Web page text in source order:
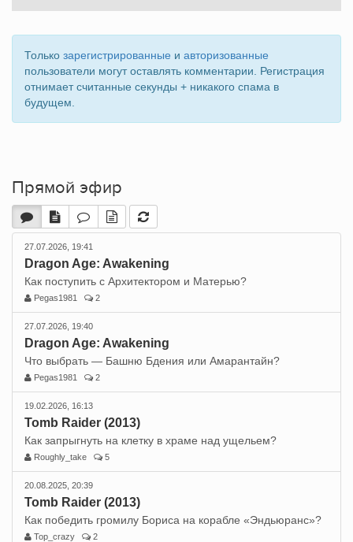
Только зарегистрированные и авторизованные
пользователи могут оставлять комментарии. Регистрация
отнимает считанные секунды + никакого спама в
будущем.
Прямой эфир
27.07.2026, 19:41
Dragon Age: Awakening
Как поступить с Архитектором и Матерью?
Pegas1981 2
27.07.2026, 19:40
Dragon Age: Awakening
Что выбрать — Башню Бдения или Амарантайн?
Pegas1981 2
19.02.2026, 16:13
Tomb Raider (2013)
Как запрыгнуть на клетку в храме над ущельем?
Roughly_take 5
20.08.2025, 20:39
Tomb Raider (2013)
Как победить громилу Бориса на корабле «Эндьюранс»?
Top_crazy 2